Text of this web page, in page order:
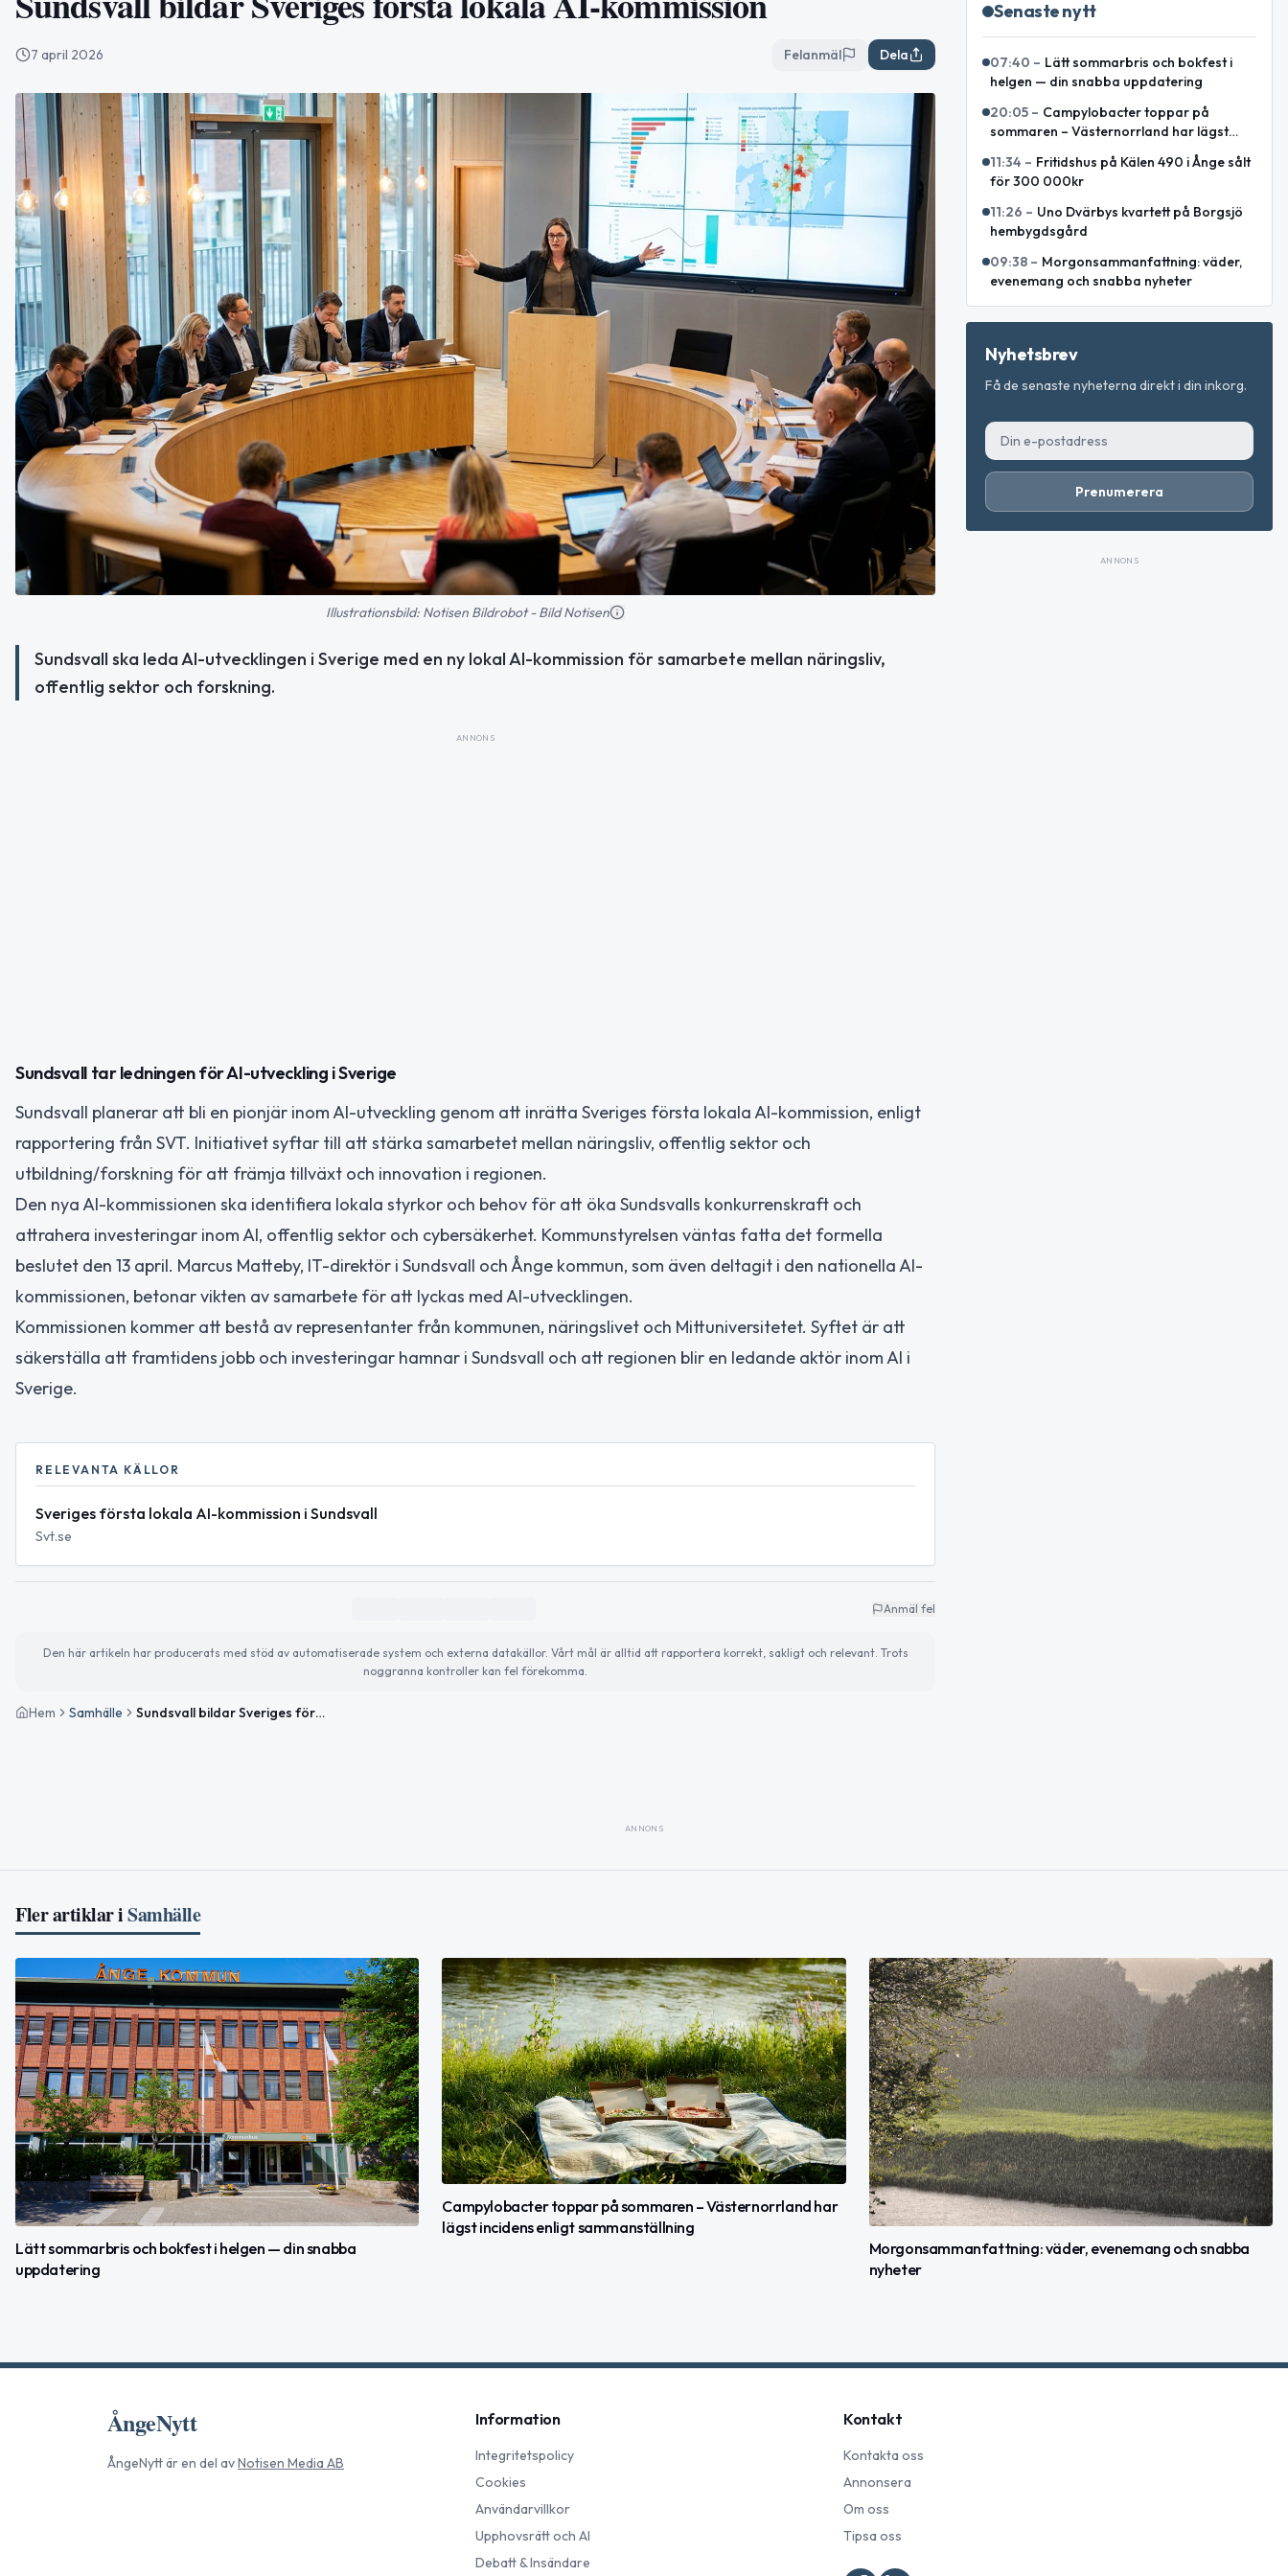
7 april 2026 Felanmäl Dela
Illustrationsbild: Notisen Bildrobot - Bild Notisen
Sundsvall ska leda AI-utvecklingen i Sverige med en ny lokal AI-kommission för samarbete mellan näringsliv,
offentlig sektor och forskning.
ANNONS
Sundsvall tar ledningen för AI-utveckling i Sverige
Sundsvall planerar att bli en pionjär inom AI-utveckling genom att inrätta Sveriges första lokala AI-kommission, enligt
rapportering från SVT. Initiativet syftar till att stärka samarbetet mellan näringsliv, offentlig sektor och
utbildning/forskning för att främja tillväxt och innovation i regionen.
Den nya AI-kommissionen ska identifiera lokala styrkor och behov för att öka Sundsvalls konkurrenskraft och
attrahera investeringar inom AI, offentlig sektor och cybersäkerhet. Kommunstyrelsen väntas fatta det formella
beslutet den 13 april. Marcus Matteby, IT-direktör i Sundsvall och Ånge kommun, som även deltagit i den nationella AI-
kommissionen, betonar vikten av samarbete för att lyckas med AI-utvecklingen.
Kommissionen kommer att bestå av representanter från kommunen, näringslivet och Mittuniversitetet. Syftet är att
säkerställa att framtidens jobb och investeringar hamnar i Sundsvall och att regionen blir en ledande aktör inom AI i
Sverige.
RELEVANTA KÄLLOR
Sveriges första lokala AI-kommission i Sundsvall
Svt.se
Anmäl fel
Den här artikeln har producerats med stöd av automatiserade system och externa datakällor. Vårt mål är alltid att rapportera korrekt, sakligt och relevant. Trots
noggranna kontroller kan fel förekomma.
Hem Samhälle Sundsvall bildar Sveriges första lokala AI-kommission
Senaste nytt
07:40 – Lätt sommarbris och bokfest i
helgen — din snabba uppdatering
20:05 – Campylobacter toppar på
sommaren – Västernorrland har lägst
11:34 – Fritidshus på Kälen 490 i Ånge sålt
för 300 000kr
11:26 – Uno Dvärbys kvartett på Borgsjö
hembygdsgård
09:38 – Morgonsammanfattning: väder,
evenemang och snabba nyheter
Nyhetsbrev
Få de senaste nyheterna direkt i din inkorg.
Prenumerera
ANNONS
ANNONS
Fler artiklar iSamhälle
Lätt sommarbris och bokfest i helgen — din snabba
uppdatering
Campylobacter toppar på sommaren – Västernorrland har
lägst incidens enligt sammanställning
Morgonsammanfattning: väder, evenemang och snabba
nyheter
ÅngeNytt
ÅngeNyttär en del avNotisen Media AB
Information
Integritetspolicy
Cookies
Användarvillkor
Upphovsrätt och AI
Debatt & Insändare
Kontakt
Kontakta oss
Annonsera
Om oss
Tipsa oss